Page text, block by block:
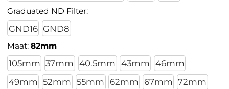
Graduated ND Filter:
GND16 GND8
Maat:82mm
105mm 37mm 40.5mm 43mm 46mm
49mm 52mm 55mm 62mm 67mm 72mm